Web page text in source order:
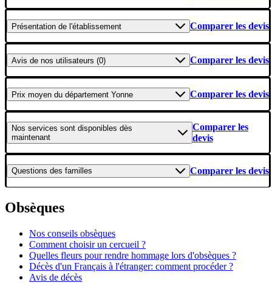
Présentation de l'établissement Comparer les devis
Avis de nos utilisateurs (0) Comparer les devis
Prix moyen du département Yonne Comparer les devis
Nos services sont disponibles dès
maintenant
Comparer les
devis
Questions des familles Comparer les devis
Obsèques
Nos conseils obsèques
Comment choisir un cercueil ?
Quelles fleurs pour rendre hommage lors d'obsèques ?
Décès d'un Français à l'étranger: comment procéder ?
Avis de décès